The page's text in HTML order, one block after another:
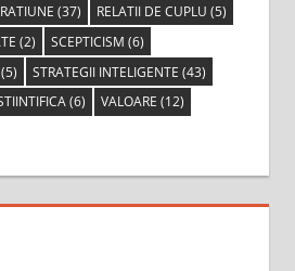
RATIUNE (37) RELATII DE CUPLU (5)
(2) SCEPTICISM (6)
STRATEGII INTELIGENTE (43)
(6) VALOARE (12)